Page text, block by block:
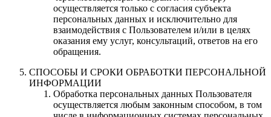
осуществляется только с согласия субъекта
персональных данных и исключительно для
взаимодействия с Пользователем и/или в целях
оказания ему услуг, консультаций, ответов на его
обращения.
СПОСОБЫ И СРОКИ ОБРАБОТКИ ПЕРСОНАЛЬНОЙ
ИНФОРМАЦИИ
Обработка персональных данных Пользователя
осуществляется любым законным способом, в том